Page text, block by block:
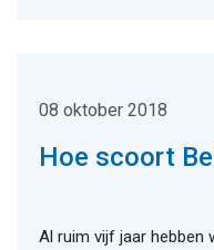
08 oktober 2018
Hoe scoort
Al ruim vijf jaar hebben